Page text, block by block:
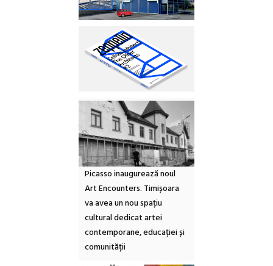
Picasso inaugurează noul
Art Encounters. Timișoara
va avea un nou spațiu
cultural dedicat artei
contemporane, educației și
comunității